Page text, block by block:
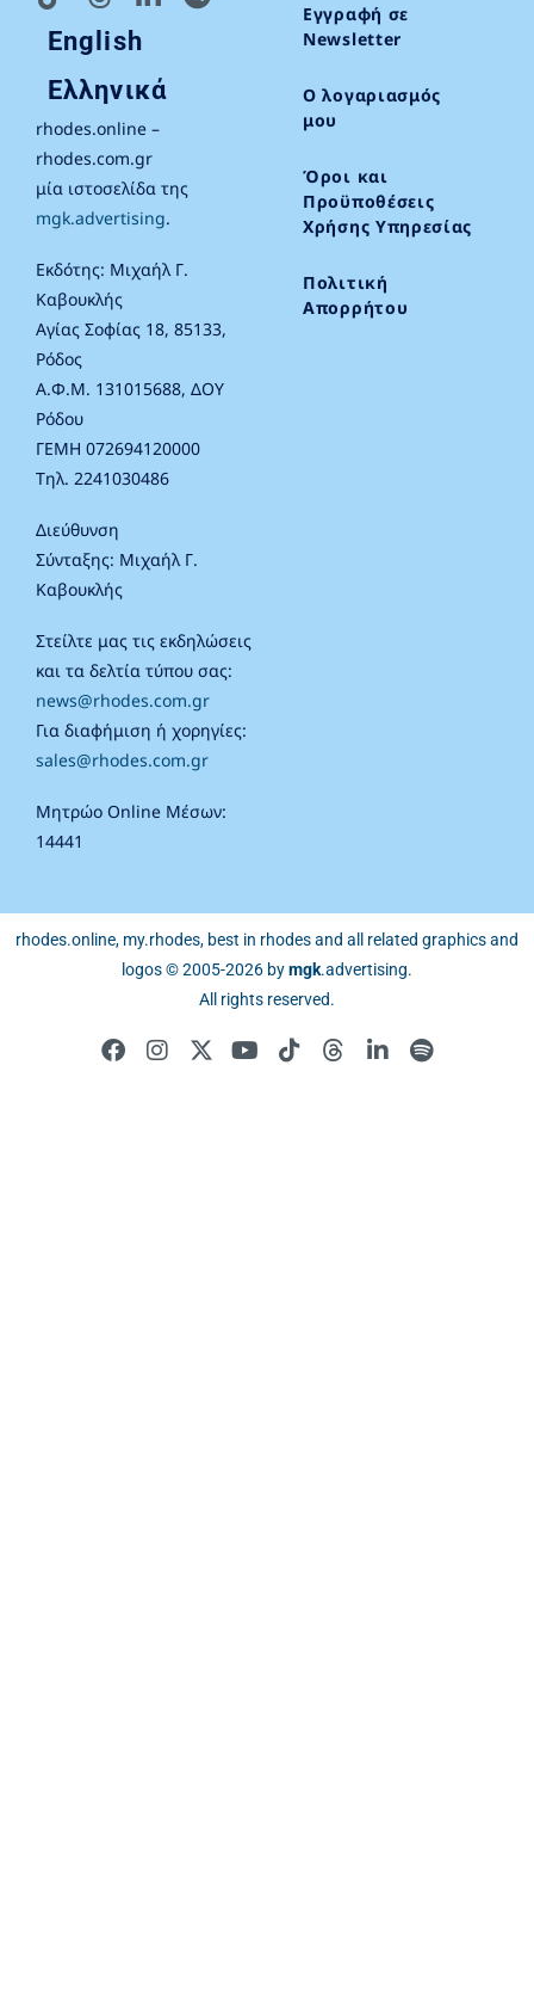
English
Ελληνικά
rhodes.online –
rhodes.com.gr
μία ιστοσελίδα της
mgk.advertising.
Εκδότης: Μιχαήλ Γ.
Καβουκλής
Αγίας Σοφίας 18, 85133,
Ρόδος
Α.Φ.Μ. 131015688, ΔΟΥ
Ρόδου
ΓΕΜΗ 072694120000
Τηλ. 2241030486
Διεύθυνση
Σύνταξης: Μιχαήλ Γ.
Καβουκλής
Στείλτε μας τις εκδηλώσεις
και τα δελτία τύπου σας:
news@rhodes.com.gr
Για διαφήμιση ή χορηγίες:
sales@rhodes.com.gr
Μητρώο Online Μέσων:
14441
Εγγραφή σε
Newsletter
Ο λογαριασμός
μου
Όροι και
Προϋποθέσεις
Χρήσης Υπηρεσίας
Πολιτική
Απορρήτου
rhodes.online, my.rhodes, best in rhodes and all related graphics and
logos © 2005-2026 bymgk.advertising.
All rights reserved.